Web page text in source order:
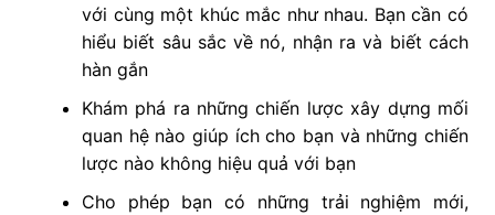
với cùng một khúc mắc như nhau. Bạn cần có
hiểu biết sâu sắc về nó, nhận ra và biết cách
hàn gắn
Khám phá ra những chiến lược xây dựng mối
quan hệ nào giúp ích cho bạn và những chiến
lược nào không hiệu quả với bạn
Cho phép bạn có những trải nghiệm mới,